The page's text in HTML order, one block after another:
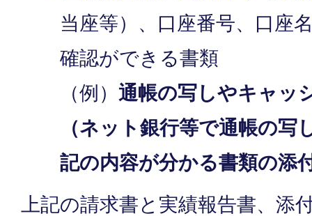
当座等）、口座番号、口座
確認ができる書類
（例） 通帳の写しやキャッ
（ネット銀行等で通帳の写
記の内容が分かる書類の添
上記の請求書と実績報告書、添